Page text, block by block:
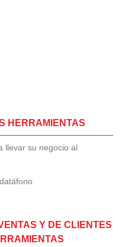
HERRAMIENTAS
llevar su negocio al
Y DE CLIENTES